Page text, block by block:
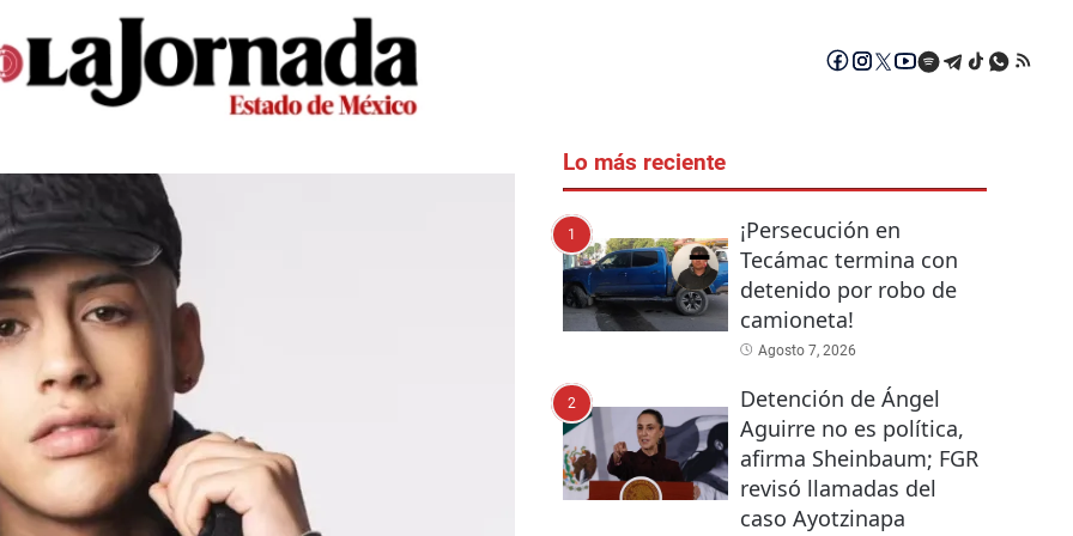
Lo más reciente
1
¡Persecución en
Tecámac termina con
detenido por robo de
camioneta!
Agosto 7, 2026
2
Detención de Ángel
Aguirre no es política,
afirma Sheinbaum; FGR
revisó llamadas del
caso Ayotzinapa